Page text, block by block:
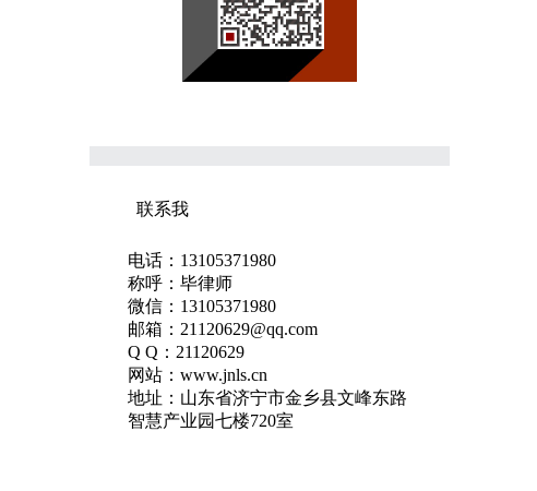
联系我
电话：13105371980
称呼：毕律师
微信：13105371980
邮箱：21120629@qq.com
Q Q：21120629
网站：www.jnls.cn
地址：山东省济宁市金乡县文峰东路
智慧产业园七楼720室